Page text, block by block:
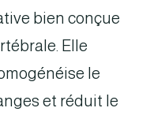
bien conçue
Elle
le
et réduit le